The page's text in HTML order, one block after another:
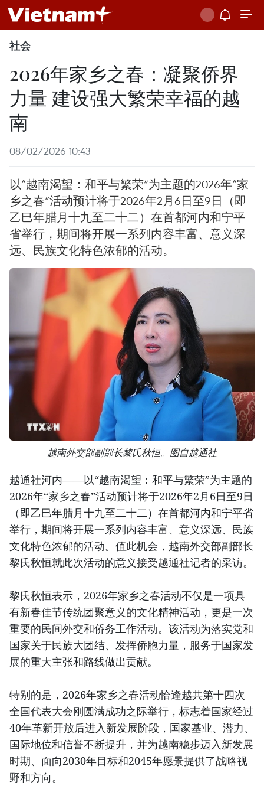
社会
2026年家乡之春：凝聚侨界
力量 建设强大繁荣幸福的越
南
08/02/2026 10:43
以“越南渴望：和平与繁荣”为主题的2026年“家
乡之春”活动预计将于2026年2月6日至9日（即
乙巳年腊月十九至二十二）在首都河内和宁平
省举行，期间将开展一系列内容丰富、意义深
远、民族文化特色浓郁的活动。
越南外交部副部长黎氏秋恒。图自越通社
越通社河内——以“越南渴望：和平与繁荣”为主题的
2026年“家乡之春”活动预计将于2026年2月6日至9日
（即乙巳年腊月十九至二十二）在首都河内和宁平省
举行，期间将开展一系列内容丰富、意义深远、民族
文化特色浓郁的活动。值此机会，越南外交部副部长
黎氏秋恒就此次活动的意义接受越通社记者的采访。
黎氏秋恒表示，2026年家乡之春活动不仅是一项具
有新春佳节传统团聚意义的文化精神活动，更是一次
重要的民间外交和侨务工作活动。该活动为落实党和
国家关于民族大团结、发挥侨胞力量，服务于国家发
展的重大主张和路线做出贡献。
特别的是，2026年家乡之春活动恰逢越共第十四次
全国代表大会刚圆满成功之际举行，标志着国家经过
40年革新开放后进入新发展阶段，国家基业、潜力、
国际地位和信誉不断提升，并为越南稳步迈入新发展
时期、面向2030年目标和2045年愿景提供了战略视
野和方向。